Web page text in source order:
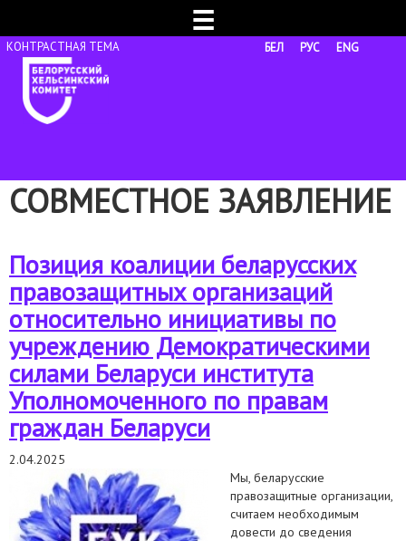
☰
БЕЛ РУС ENG
СОВМЕСТНОЕ ЗАЯВЛЕНИЕ
Позиция коалиции беларусских
правозащитных организаций
относительно инициативы по
учреждению Демократическими
силами Беларуси института
Уполномоченного по правам
граждан Беларуси
2.04.2025
Мы, беларусские
правозащитные организации,
считаем необходимым
довести до сведения